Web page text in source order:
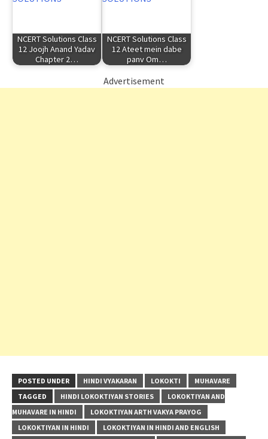
NCERT Solutions Class
12 Joojh Anand Yadav
Chapter 2…
NCERT Solutions Class
12 Ateet mein dabe
panv Om…
Advertisement
POSTED UNDER HINDI VYAKARAN LOKOKTI
MUHAVARE
TAGGED
HINDI LOKOKTIYAN STORIES
LOKOKTIYAN AND
MUHAVARE IN HINDI
LOKOKTIYAN ARTH VAKYA PRAYOG
LOKOKTIYAN IN HINDI
LOKOKTIYAN IN HINDI AND ENGLISH